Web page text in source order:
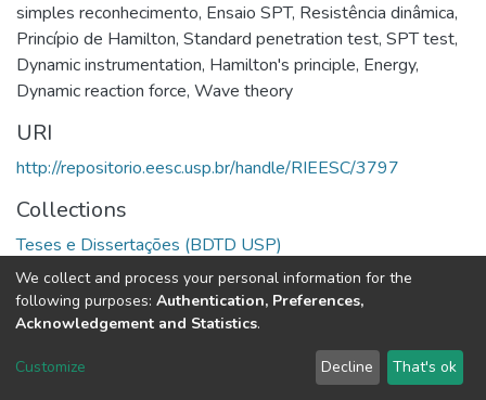
simples reconhecimento, Ensaio SPT, Resistência dinâmica,
Princípio de Hamilton, Standard penetration test, SPT test,
Dynamic instrumentation, Hamilton's principle, Energy,
Dynamic reaction force, Wave theory
URI
http://repositorio.eesc.usp.br/handle/RIEESC/3797
Collections
Teses e Dissertações (BDTD USP)
Full item page
DSpace software copyright © 2002-2026 LYRASIS
Send Feedback
We collect and process your personal information for the
following purposes: Authentication, Preferences,
Acknowledgement and Statistics.
Customize Decline That's ok